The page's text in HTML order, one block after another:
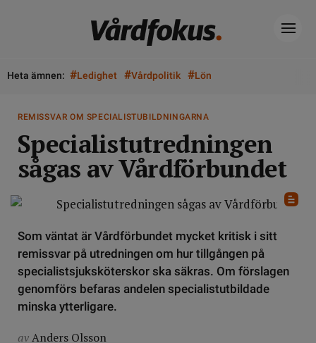
Heta ämnen: #Ledighet #Vårdpolitik #Lön
REMISSVAR OM SPECIALISTUBILDNINGARNA
Specialistutredningen
sågas av Vårdförbundet
Som väntat är Vårdförbundet mycket kritisk i sitt
remissvar på utredningen om hur tillgången på
specialistsjuksköterskor ska säkras. Om förslagen
genomförs befaras andelen specialistutbildade
minska ytterligare.
avAnders Olsson